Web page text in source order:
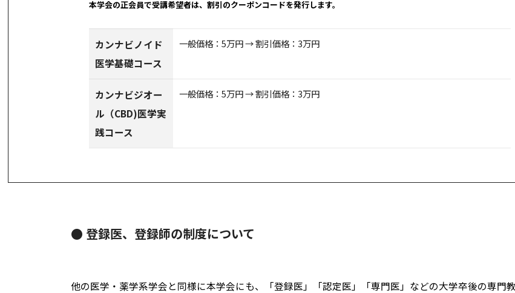
本学会の正会員で受講希望者は、割引のクーポンコードを発行します。
カンナビノイド
医学基礎コース
一般価格：5万円 → 割引価格：3万円
カンナビジオー
ル（CBD)医学実
践コース
一般価格：5万円 → 割引価格：3万円
● 登録医、登録師の制度について
他の医学・薬学系学会と同様に本学会にも、「登録医」「認定医」「専門医」などの大学卒後の専門